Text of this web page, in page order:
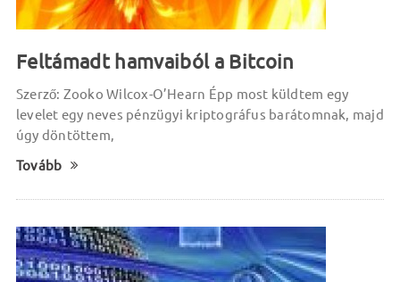
Feltámadt hamvaiból a Bitcoin
Szerző: Zooko Wilcox-O’Hearn Épp most küldtem egy
levelet egy neves pénzügyi kriptográfus barátomnak, majd
úgy döntöttem,
Tovább